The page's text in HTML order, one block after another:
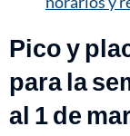
Pico y
para la
al 1 de